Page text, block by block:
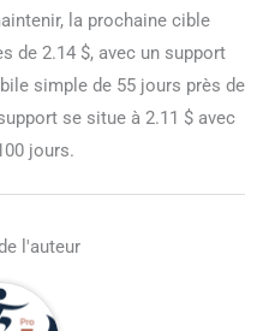
la prochaine cible
de 2.14 $, avec un support
simple de 55 jours près de
se situe à 2.11 $ avec
jours.
l'auteur